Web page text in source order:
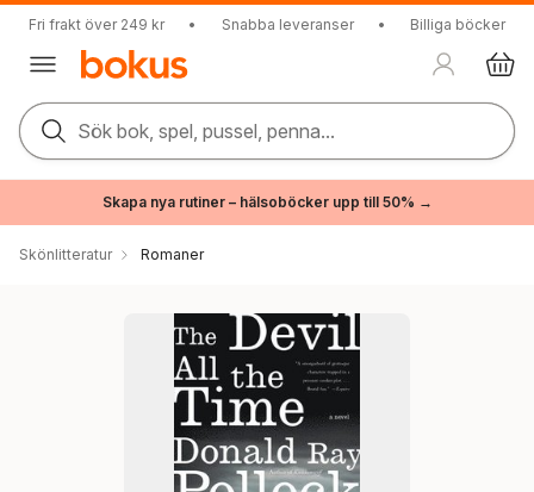
Fri frakt över 249 kr • Snabba leveranser • Billiga böcker
Sök bok, spel, pussel, penna...
Skapa nya rutiner – hälsoböcker upp till 50% →
Skönlitteratur Romaner